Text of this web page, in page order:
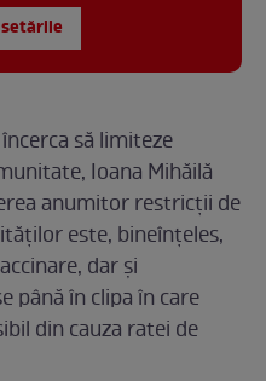
să limiteze
Ioana Mihăilă
anumitor restricții de
este, bineînțeles,
dar și
până în clipa în care
din cauza ratei de